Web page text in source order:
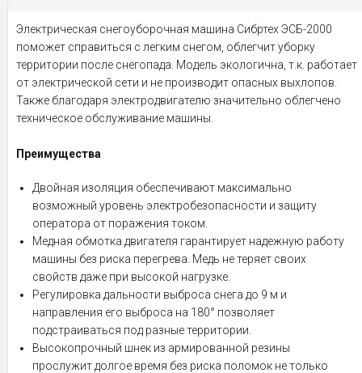
Электрическая снегоуборочная машина Сибртех ЭСБ-2000
поможет справиться с легким снегом, облегчит уборку
территории после снегопада. Модель экологична, т.к. работает
от электрической сети и не производит опасных выхлопов.
Также благодаря электродвигателю значительно облегчено
техническое обслуживание машины.
Преимущества
Двойная изоляция обеспечивают максимально
возможный уровень электробезопасности и защиту
оператора от поражения током.
Медная обмотка двигателя гарантирует надежную работу
машины без риска перегрева. Медь не теряет своих
свойств даже при высокой нагрузке.
Регулировка дальности выброса снега до 9 м и
направления его выброса на 180° позволяет
подстраиваться под разные территории.
Высокопрочный шнек из армированной резины
прослужит долгое время без риска поломок не только